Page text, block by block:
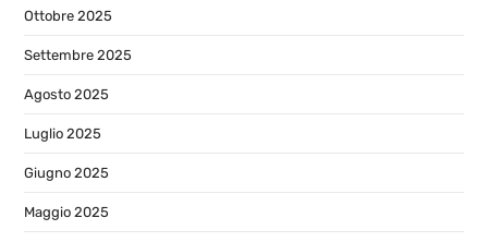
Ottobre 2025
Settembre 2025
Agosto 2025
Luglio 2025
Giugno 2025
Maggio 2025